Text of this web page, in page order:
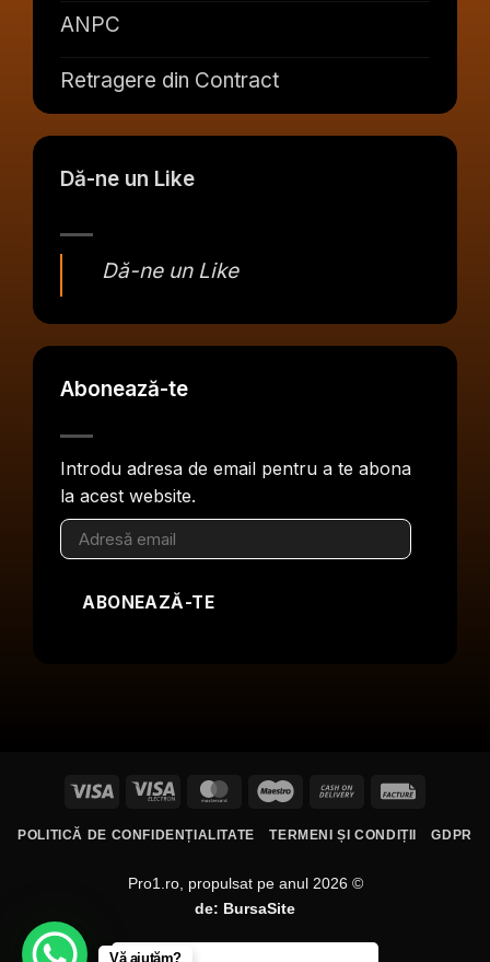
ANPC
Retragere din Contract
Dă-ne un Like
Dă-ne un Like
Abonează-te
Introdu adresa de email pentru a te abona
la acest website.
Adresă
email
ABONEAZĂ-TE
Visa
Visa
MasterCardMaestro
Cash
Delivery
POLITICĂ DE CONFIDENȚIALITATE TERMENI ȘI CONDIȚII GDPR
Pro1.ro, propulsat pe anul 2026 ©
de: BursaSite
Vă ajutăm?